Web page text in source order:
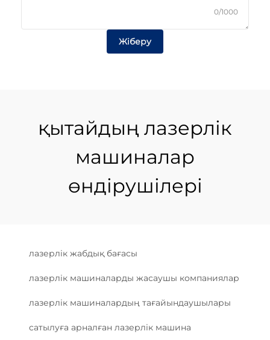
0/1000
Жіберу
қытайдың лазерлік
машиналар
өндірушілері
лазерлік жабдық бағасы
лазерлік машиналарды жасаушы компаниялар
лазерлік машиналардың тағайындаушылары
сатылуға арналған лазерлік машина